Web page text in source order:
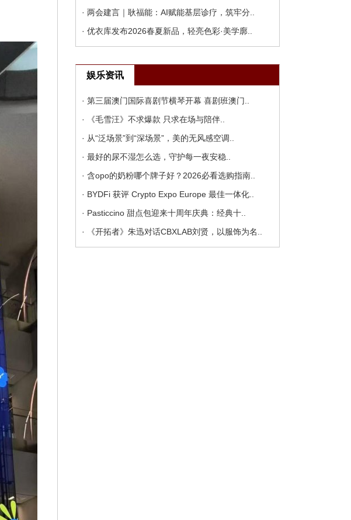
· 两会建言｜耿福能：AI赋能基层诊疗，筑牢分..
· 优衣库发布2026春夏新品，轻亮色彩·美学廓..
娱乐资讯
· 第三届澳门国际喜剧节横琴开幕 喜剧班澳门..
· 《毛雪汪》不求爆款 只求在场与陪伴..
· 从“泛场景”到“深场景”，美的无风感空调..
· 最好的尿不湿怎么选，守护每一夜安稳..
· 含opo的奶粉哪个牌子好？2026必看选购指南..
· BYDFi 获评 Crypto Expo Europe 最佳一体化..
· Pasticcino 甜点包迎来十周年庆典：经典十..
· 《开拓者》朱迅对话CBXLAB刘贤，以服饰为名..